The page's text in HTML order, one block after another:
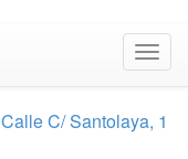
Calle C/ Santolaya, 1